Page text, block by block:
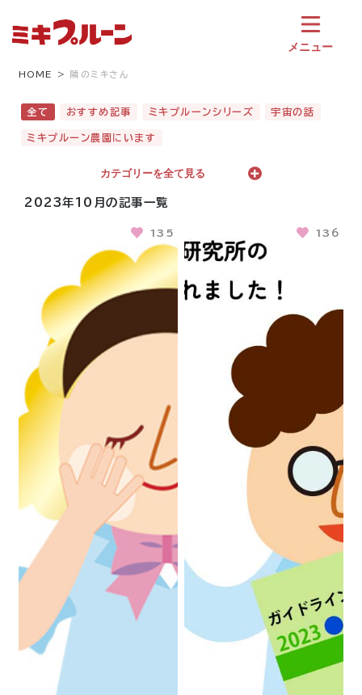
メニュー
HOME 隣のミキさん
全て おすすめ記事 ミキプルーンシリーズ 宇宙の話
ミキプルーン農園にいます
カテゴリーを全て見る
2023年10月の記事一覧
135 136